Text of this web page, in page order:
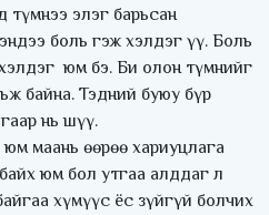
түмнээ элэг барьсан
боль гэж хэлдэг үү. Боль
юм бэ. Би олон түмнийг
байна. Тэдний буюу бүр
нь шүү.
маань өөрөө хариуцлага
юм бол утгаа алддаг л
хүмүүс ёс зүйгүй болчих